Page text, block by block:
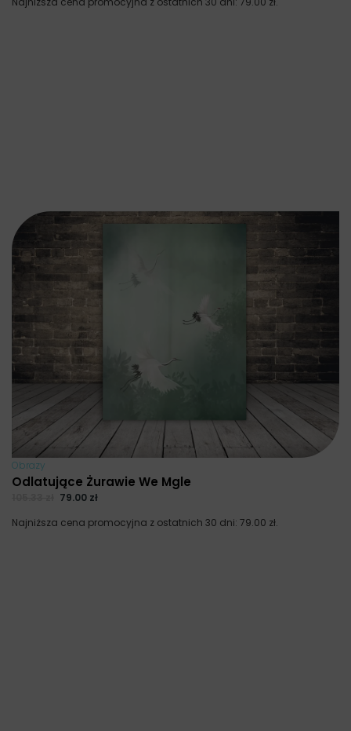
Obrazy
Odlatujące Żurawie We Mgle
79.00 zł
Najniższa cena promocyjna z ostatnich 30 dni: 79.00 zł.